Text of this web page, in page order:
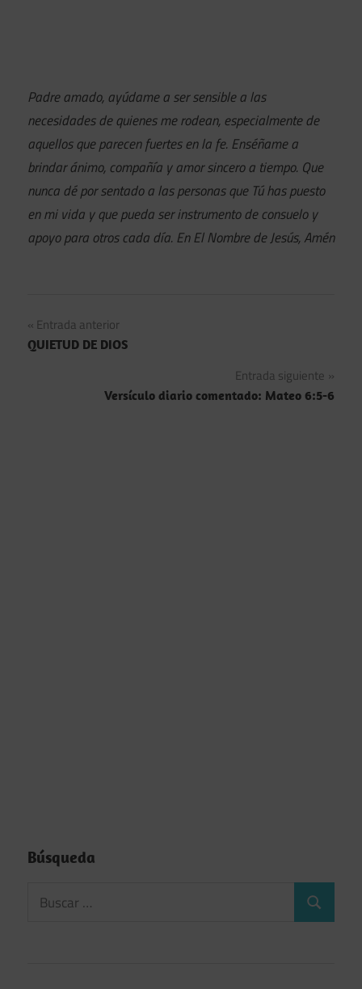
Padre amado, ayúdame a ser sensible a las
necesidades de quienes me rodean, especialmente de
aquellos que parecen fuertes en la fe. Enséñame a
brindar ánimo, compañía y amor sincero a tiempo. Que
nunca dé por sentado a las personas que Tú has puesto
en mi vida y que pueda ser instrumento de consuelo y
apoyo para otros cada día. En El Nombre de Jesús, Amén
Navegación
de
entradas
Entrada anterior
QUIETUD DE DIOS
Entrada siguiente
Versículo diario comentado: Mateo 6:5-6
Búsqueda